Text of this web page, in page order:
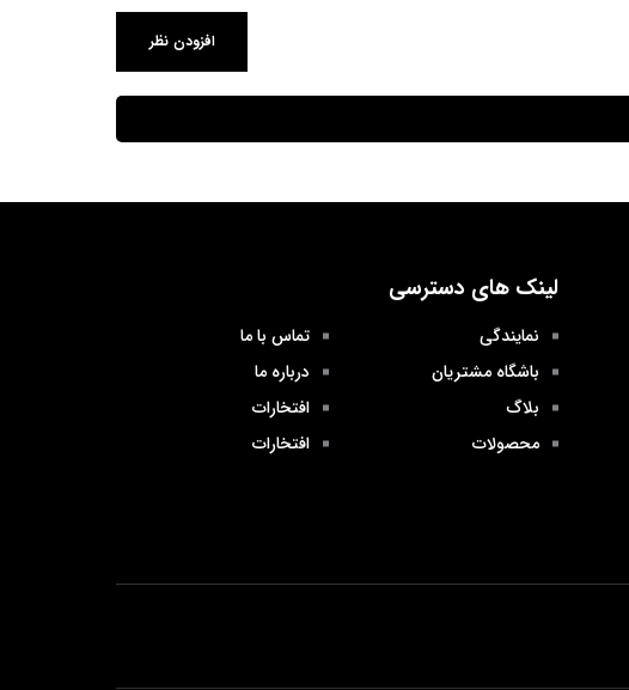
افزودن نظر
لینک های دسترسی
نمایندگی
باشگاه مشتریان
بلاگ
محصولات
تماس با ما
درباره ما
افتخارات
افتخارات